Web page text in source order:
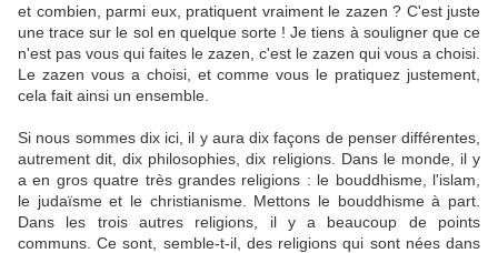
et combien, parmi eux, pratiquent vraiment le zazen ? C'est juste
une trace sur le sol en quelque sorte ! Je tiens à souligner que ce
n'est pas vous qui faites le zazen, c'est le zazen qui vous a choisi.
Le zazen vous a choisi, et comme vous le pratiquez justement,
cela fait ainsi un ensemble.
Si nous sommes dix ici, il y aura dix façons de penser différentes,
autrement dit, dix philosophies, dix religions. Dans le monde, il y
a en gros quatre très grandes religions : le bouddhisme, l'islam,
le judaïsme et le christianisme. Mettons le bouddhisme à part.
Dans les trois autres religions, il y a beaucoup de points
communs. Ce sont, semble-t-il, des religions qui sont nées dans